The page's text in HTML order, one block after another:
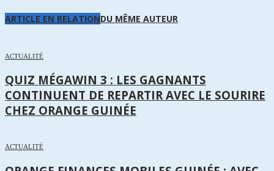
ARTICLE EN RELATIONDU MÊME AUTEUR
ACTUALITÉ
QUIZ MÉGAWIN 3 : LES GAGNANTS
CONTINUENT DE REPARTIR AVEC LE SOURIRE
CHEZ ORANGE GUINÉE
ACTUALITÉ